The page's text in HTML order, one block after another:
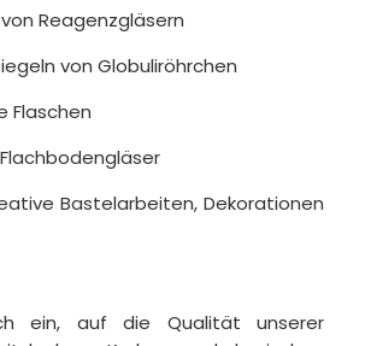
Reagenzgläsern
von Globuliröhrchen
Flaschen
Bastelarbeiten, Dekorationen
ein, auf die Qualität unserer